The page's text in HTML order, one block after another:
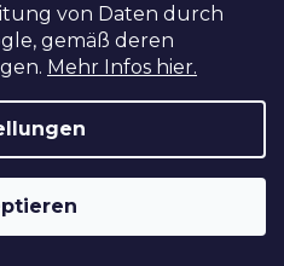
von Daten durch
gemäß deren
Mehr Infos hier.
In den Warenkorb
dank UV-Strahlung.
LED-Pflanzenlicht mit 4
und praktischem Clip zur
Bietet